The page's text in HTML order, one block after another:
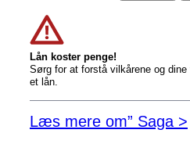
Lån koster penge!
Sørg for at forstå vilkårene og
et lån.
Læs mere om” Saga >